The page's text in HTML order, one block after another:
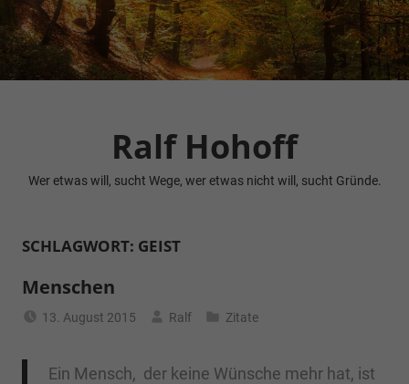
Zum
Inhalt
springen
Ralf Hohoff
Wer etwas will, sucht Wege, wer etwas nicht will, sucht Gründe.
SCHLAGWORT: GEIST
Menschen
13. August 2015 Ralf Zitate
Ein Mensch, der keine Wünsche mehr hat, ist